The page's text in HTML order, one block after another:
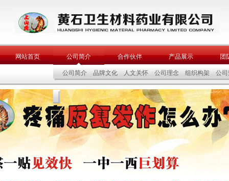
网站首页 公司简介 合作伙伴 产品展示 团
公司简介 品牌文化 人文关怀 公司理念 组织构架 公